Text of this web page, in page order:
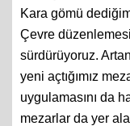
Kara gömü
Çevre
sürdürüyoruz.
yeni açtığımız
uygulamasını da
mezarlar da yer